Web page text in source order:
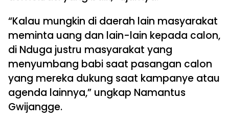
“Kalau mungkin di daerah lain masyarakat
meminta uang dan lain-lain kepada calon,
di Nduga justru masyarakat yang
menyumbang babi saat pasangan calon
yang mereka dukung saat kampanye atau
agenda lainnya,” ungkap Namantus
Gwijangge.